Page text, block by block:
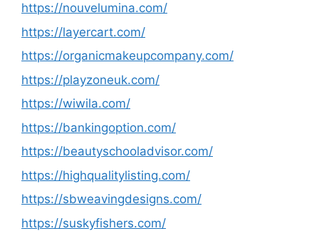
https://nouvelumina.com/
https://layercart.com/
https://organicmakeupcompany.com/
https://playzoneuk.com/
https://wiwila.com/
https://bankingoption.com/
https://beautyschooladvisor.com/
https://highqualitylisting.com/
https://sbweavingdesigns.com/
https://suskyfishers.com/